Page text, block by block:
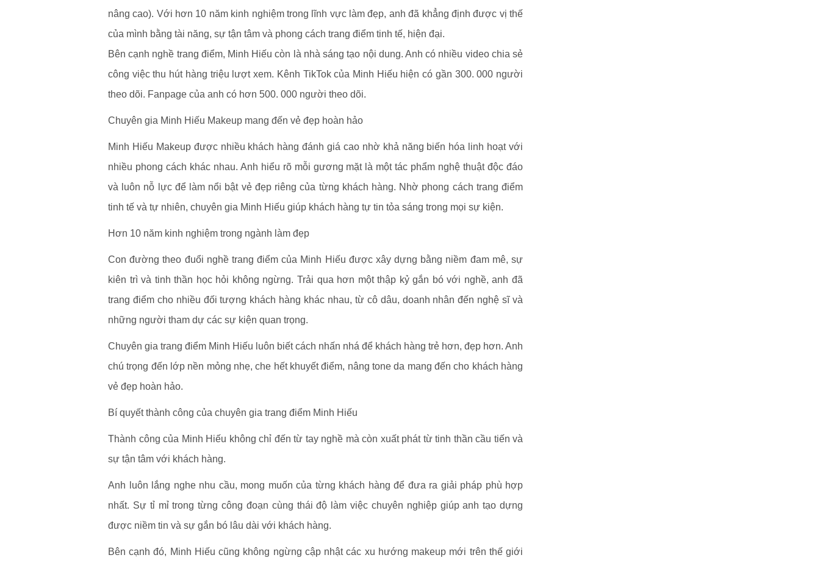
nâng cao). Với hơn 10 năm kinh nghiệm trong lĩnh vực làm đẹp, anh đã khẳng định được vị thế
của mình bằng tài năng, sự tận tâm và phong cách trang điểm tinh tế, hiện đại.
Bên cạnh nghề trang điểm, Minh Hiếu còn là nhà sáng tạo nội dung. Anh có nhiều video chia sẻ
công việc thu hút hàng triệu lượt xem. Kênh TikTok của Minh Hiếu hiện có gần 300. 000 người
theo dõi. Fanpage của anh có hơn 500. 000 người theo dõi.
Chuyên gia Minh Hiếu Makeup mang đến vẻ đẹp hoàn hảo
Minh Hiếu Makeup được nhiều khách hàng đánh giá cao nhờ khả năng biến hóa linh hoạt với
nhiều phong cách khác nhau. Anh hiểu rõ mỗi gương mặt là một tác phẩm nghệ thuật độc đáo
và luôn nỗ lực để làm nổi bật vẻ đẹp riêng của từng khách hàng. Nhờ phong cách trang điểm
tinh tế và tự nhiên, chuyên gia Minh Hiếu giúp khách hàng tự tin tỏa sáng trong mọi sự kiện.
Hơn 10 năm kinh nghiệm trong ngành làm đẹp
Con đường theo đuổi nghề trang điểm của Minh Hiếu được xây dựng bằng niềm đam mê, sự
kiên trì và tinh thần học hỏi không ngừng. Trải qua hơn một thập kỷ gắn bó với nghề, anh đã
trang điểm cho nhiều đối tượng khách hàng khác nhau, từ cô dâu, doanh nhân đến nghệ sĩ và
những người tham dự các sự kiện quan trọng.
Chuyên gia trang điểm Minh Hiếu luôn biết cách nhấn nhá để khách hàng trẻ hơn, đẹp hơn. Anh
chú trọng đến lớp nền mỏng nhẹ, che hết khuyết điểm, nâng tone da mang đến cho khách hàng
vẻ đẹp hoàn hảo.
Bí quyết thành công của chuyên gia trang điểm Minh Hiếu
Thành công của Minh Hiếu không chỉ đến từ tay nghề mà còn xuất phát từ tinh thần cầu tiến và
sự tận tâm với khách hàng.
Anh luôn lắng nghe nhu cầu, mong muốn của từng khách hàng để đưa ra giải pháp phù hợp
nhất. Sự tỉ mỉ trong từng công đoạn cùng thái độ làm việc chuyên nghiệp giúp anh tạo dựng
được niềm tin và sự gắn bó lâu dài với khách hàng.
Bên cạnh đó, Minh Hiếu cũng không ngừng cập nhật các xu hướng makeup mới trên thế giới